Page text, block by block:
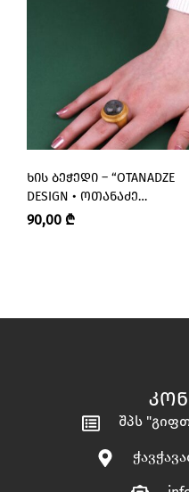
ᲮᲘᲡ ᲑᲔᲭᲔᲓᲘ – “OTANADZE
DESIGN • ᲝᲗᲐᲜᲐᲫᲔ
ᲓᲘᲖᲐᲘᲜᲘ”
90,00 ₾
შპს